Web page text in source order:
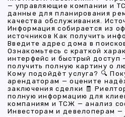
— управляющие компании и
данные для планирования
качества обслуживания.
Информация собирается из
источников Как получить
Введите адрес дома в
Ознакомьтесь с краткой
интерфейс и быстрый доступ
получить полную картину о
Кому подойдёт услуга? 🔍
арендаторам — оцените
заключения сделки 🧾
полную информацию для
компаниям и ТСЖ — анализ
Инвесторам и девелоперам —